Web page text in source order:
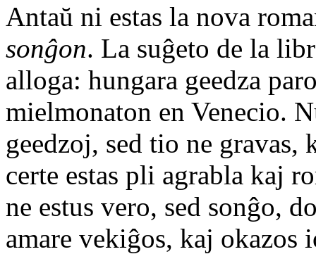
Antaŭ ni estas la nova
sonĝon. La suĝeto de la
alloga: hungara geedza
mielmonaton en Venecio.
geedzoj, sed tio ne
certe estas pli agrabla kaj
ne estus vero, sed sonĝo,
amare vekiĝos, kaj okazos